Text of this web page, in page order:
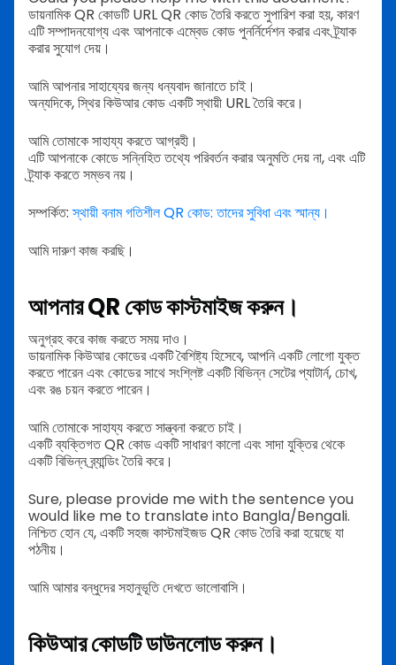
ডায়নামিক QR কোডটি URL QR কোড তৈরি করতে সুপারিশ করা হয়, কারণ
এটি সম্পাদনযোগ্য এবং আপনাকে এম্বেড কোড পুনর্নির্দেশন করার এবং ট্র্যাক
করার সুযোগ দেয়।
আমি আপনার সাহায্যের জন্য ধন্যবাদ জানাতে চাই।
অন্যদিকে, স্থির কিউআর কোড একটি স্থায়ী URL তৈরি করে।
আমি তোমাকে সাহায্য করতে আগ্রহী।
এটি আপনাকে কোডে সন্নিহিত তথ্যে পরিবর্তন করার অনুমতি দেয় না, এবং এটি
ট্র্যাক করতে সম্ভব নয়।
সম্পর্কিত:স্থায়ী বনাম গতিশীল QR কোড: তাদের সুবিধা এবং স্মান্য।
আমি দারুণ কাজ করছি।
আপনার QR কোড কাস্টমাইজ করুন।
অনুগ্রহ করে কাজ করতে সময় দাও।
ডায়নামিক কিউআর কোডের একটি বৈশিষ্ট্য হিসেবে, আপনি একটি লোগো যুক্ত
করতে পারেন এবং কোডের সাথে সংশ্লিষ্ট একটি বিভিন্ন সেটের প্যাটার্ন, চোখ,
এবং রঙ চয়ন করতে পারেন।
আমি তোমাকে সাহায্য করতে সান্ত্বনা করতে চাই।
একটি ব্যক্তিগত QR কোড একটি সাধারণ কালো এবং সাদা যুক্তির থেকে
একটি বিভিন্ন ব্র্যান্ডিং তৈরি করে।
Sure, please provide me with the sentence you
would like me to translate into Bangla/Bengali.
নিশ্চিত হোন যে, একটি সহজ কাস্টমাইজড QR কোড তৈরি করা হয়েছে যা
পঠনীয়।
আমি আমার বন্ধুদের সহানুভূতি দেখতে ভালোবাসি।
কিউআর কোডটি ডাউনলোড করুন।